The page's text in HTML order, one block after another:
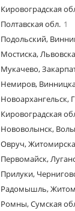
Кировоградская
Полтавская обл. 1
Подольский,
Мостиска,
Мукачево,
Немиров,
Новоархангельск,
Кировоградская
Нововолынск,
Овруч,
Первомайск,
Прилуки,
Радомышль,
Ромны, Сумская